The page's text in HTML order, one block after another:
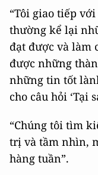
“Tôi giao tiếp
thường kể lại
đạt được và làm
được những
những tin tốt
cho câu hỏi ‘Tại
“Chúng tôi tìm
trị và tầm nhìn,
hàng tuần”.